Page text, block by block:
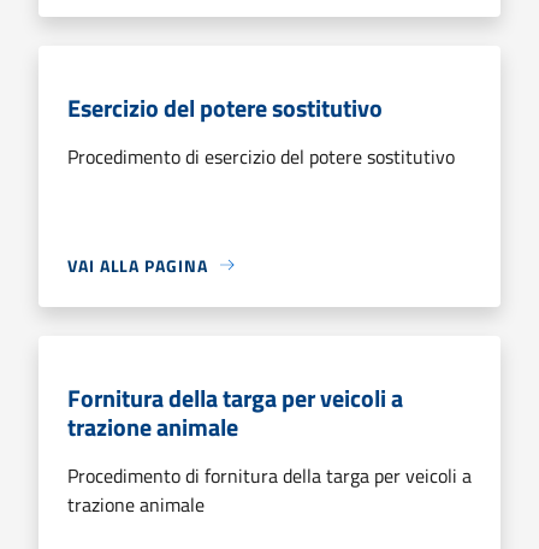
Esercizio del potere sostitutivo
Procedimento di esercizio del potere sostitutivo
VAI ALLA PAGINA
Fornitura della targa per veicoli a
trazione animale
Procedimento di fornitura della targa per veicoli a
trazione animale